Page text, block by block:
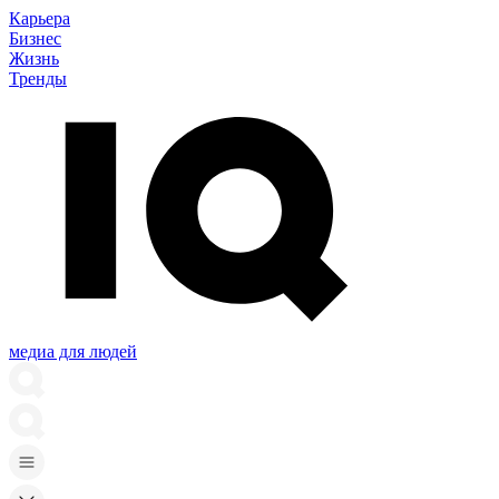
Карьера
Бизнес
Жизнь
Тренды
медиа для людей